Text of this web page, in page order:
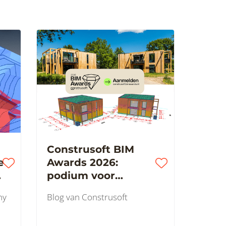
Construsoft BIM
Awards 2026:
podium voor
projecten
Blog van Construsoft